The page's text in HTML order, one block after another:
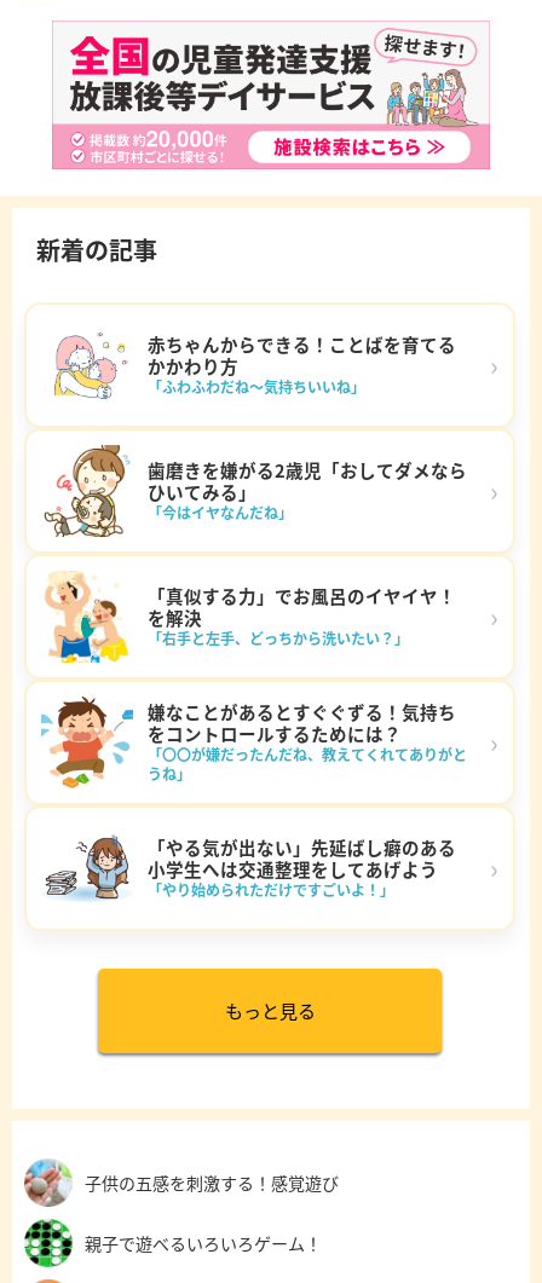
新着の記事
赤ちゃんからできる！ことばを育てる
かかわり方
「ふわふわだね～気持ちいいね」
›
歯磨きを嫌がる2歳児「おしてダメなら
ひいてみる」
「今はイヤなんだね」
›
「真似する力」でお風呂のイヤイヤ！
を解決
「右手と左手、どっちから洗いたい？」
›
嫌なことがあるとすぐぐずる！気持ち
をコントロールするためには？
「〇〇が嫌だったんだね、教えてくれてありがと
うね」
›
「やる気が出ない」先延ばし癖のある
小学生へは交通整理をしてあげよう
「やり始められただけですごいよ！」
›
もっと見る
子供の五感を刺激する！感覚遊び
親子で遊べるいろいろゲーム！